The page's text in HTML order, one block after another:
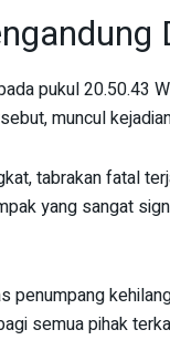
pukul 20.50.43
muncul
tabrakan fatal
yang sangat
semua pihak